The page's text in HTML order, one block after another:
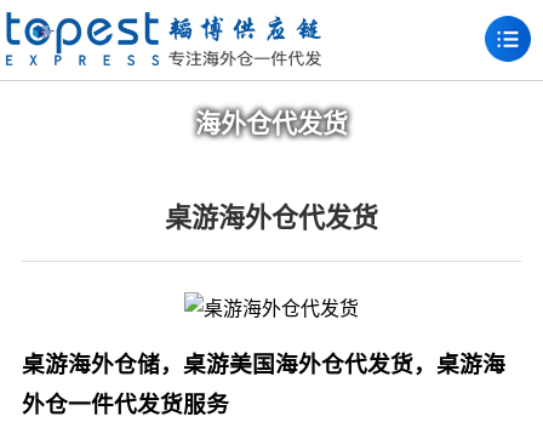
海外仓代发货
桌游海外仓代发货
桌游海外仓储，桌游美国海外仓代发货，桌游海
外仓一件代发货服务